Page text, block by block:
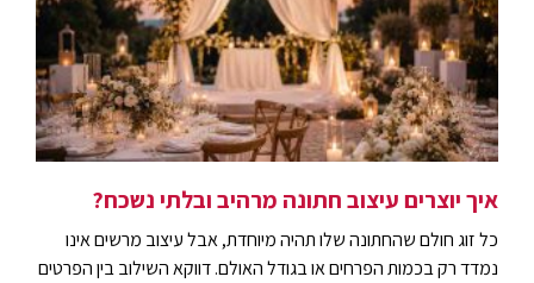
איך יוצרים עיצוב חתונה מרהיב ובלתי נשכח?
כל זוג חולם שהחתונה שלו תהיה מיוחדת, אבל עיצוב מרשים אינו
נמדד רק בכמות הפרחים או בגודל האולם. דווקא השילוב בין הפרטים